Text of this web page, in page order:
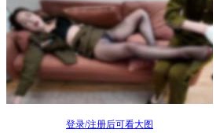
登录/注册后可看大图